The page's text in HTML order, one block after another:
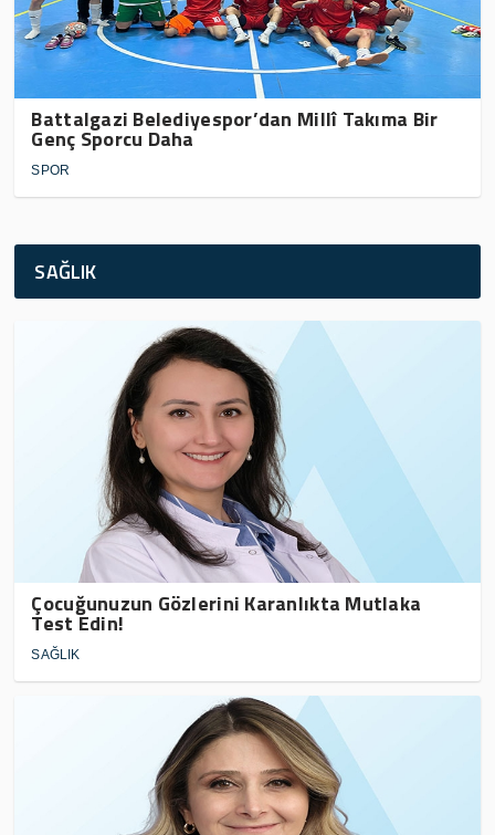
Battalgazi Belediyespor’dan Millî Takıma Bir
Genç Sporcu Daha
SPOR
SAĞLIK
Çocuğunuzun Gözlerini Karanlıkta Mutlaka
Test Edin!
SAĞLIK